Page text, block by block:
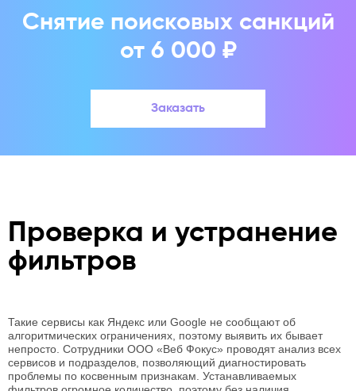
Снятие поисковых санкций
от 6 000 ₽
Заказать
Проверка и устранение
фильтров
Такие сервисы как Яндекс или Google не сообщают об
алгоритмических ограничениях, поэтому выявить их бывает
непросто. Сотрудники ООО «Веб Фокус» проводят анализ всех
сервисов и подразделов, позволяющий диагностировать
проблемы по косвенным признакам. Устанавливаемых